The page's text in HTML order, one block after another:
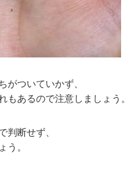
がついていかず、
もあるので注意しましょう。
判断せず、
う。